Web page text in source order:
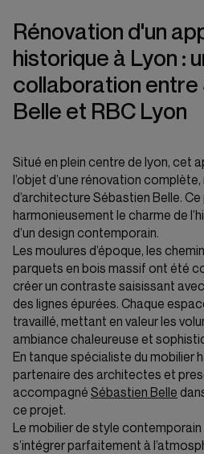
Rénovation d'un
historique à Lyon :
collaboration
Belle et RBC Lyon
Situé en plein centre de lyon, cet
l’objet d’une rénovation complète,
d’architecture Sébastien Belle.
harmonieusement le charme de
d’un design contemporain.
Les moulures d’époque, les
parquets en bois massif ont été
créer un contraste saisissant
des lignes épurées. Chaque
travaillé, mettant en valeur les
ambiance chaleureuse et
En tanque spécialiste du mobilier
partenaire des architectes et
accompagné Sébastien Belle
ce projet.
Le mobilier de style
s’intégrer parfaitement à